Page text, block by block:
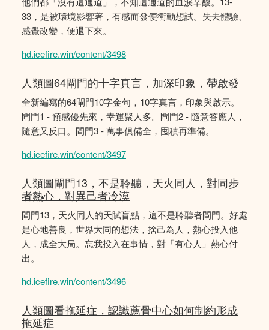
33，是被環境影響著，有感而發便衝動想試。失去體驗、
感覺改變，便退下來。
hd.icefire.win/content/3498
人類圖64閘門的十字真言，加深印象，帶啟發
全新編寫的64閘門10字金句，10字真言，印象與啟示。
閘門1 - 預感優先來，幸運聚人多。閘門2 - 隨意答應人，
隨意又反口。閘門3 - 萬事俱備全，囤積再準備。
hd.icefire.win/content/3497
人類圖閘門13，不是聆聽，天火同人，對同步
者熱心，對異己者冷漠
閘門13，天火同人的天賦盲點，這不是聆聽者閘門。好處
是心地善良，世界大同的想法，捨己為人，熱心投入他
人，成全大局。忘我投入在事情，對「有心人」熱心付
出。
hd.icefire.win/content/3496
人類圖看拖延症，認識薦骨中心如何制約形成
拖延症